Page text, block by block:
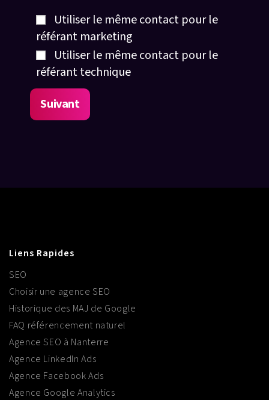
Utiliser le même contact pour le
référant marketing
Utiliser le même contact pour le
référant technique
Suivant
Liens Rapides
SEO
Choisir une agence SEO
Historique des MAJ de Google
FAQ référencement naturel
Agence SEO à Nanterre
Agence LinkedIn Ads
Agence Facebook Ads
Agence Google Analytics